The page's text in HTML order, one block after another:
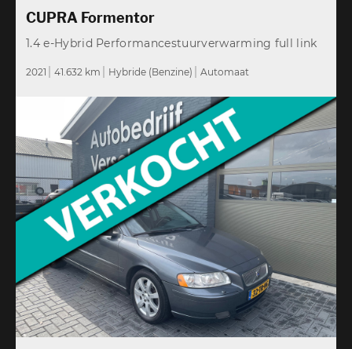
CUPRA Formentor
1.4 e-Hybrid Performancestuurverwarming full link
2021 41.632 km Hybride (Benzine) Automaat